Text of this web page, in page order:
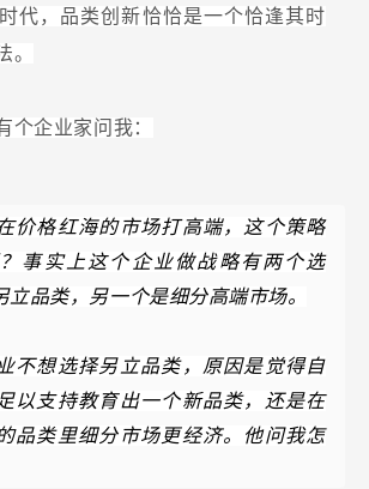
代，品类创新恰恰是一个恰逢其时
。
个企业家问我：
价格红海的市场打高端，这个策略
事实上这个企业做战略有两个选
立品类，另一个是细分高端市场。
不想选择另立品类，原因是觉得自
以支持教育出一个新品类，还是在
品类里细分市场更经济。他问我怎